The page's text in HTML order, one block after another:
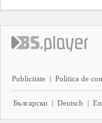
Publicitate | Politica de
Български | Deutsch |